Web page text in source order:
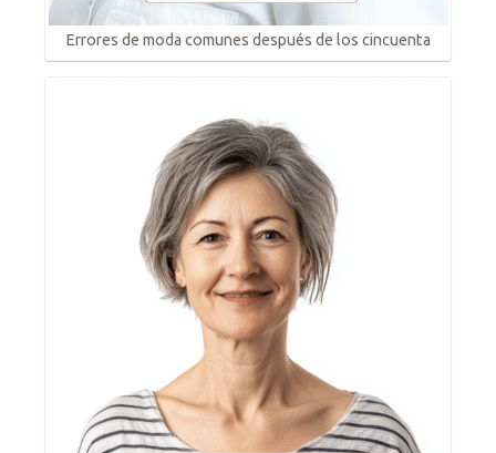
Errores de moda comunes después de los cincuenta